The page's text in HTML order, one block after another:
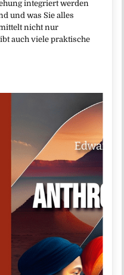
integriert werden
und was Sie alles
nicht nur
auch viele praktische